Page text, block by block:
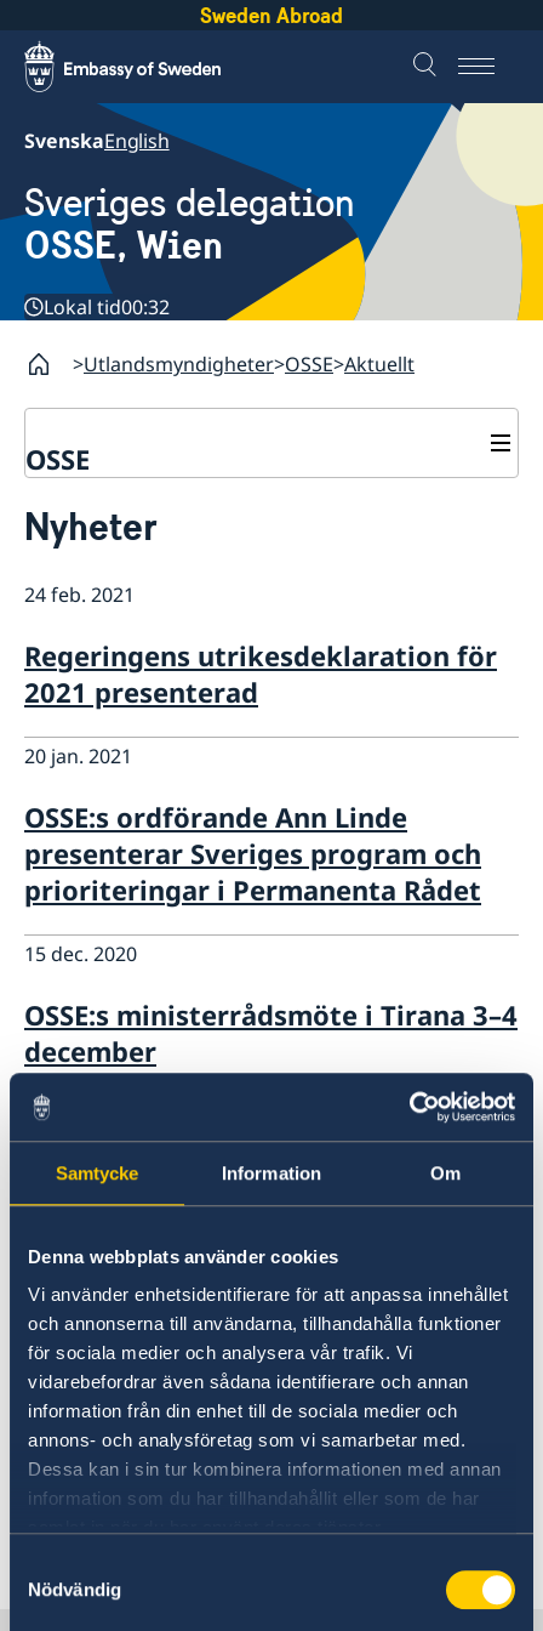
Samtycke Information Om
Denna webbplats använder cookies
Vi använder enhetsidentifierare för att anpassa innehållet
och annonserna till användarna, tillhandahålla funktioner
för sociala medier och analysera vår trafik. Vi
vidarebefordrar även sådana identifierare och annan
information från din enhet till de sociala medier och
annons- och analysföretag som vi samarbetar med.
Dessa kan i sin tur kombinera informationen med annan
information som du har tillhandahållit eller som de har
Nödvändig
Sweden Abroad
SvenskaEnglish
Sveriges delegation
OSSE, Wien
Lokal tid00:32
Utlandsmyndigheter OSSE Aktuellt
OSSE
Om oss
Dataskyddspolicy (GDPR)
Sverige & OSSE
Sverige och arbetet i OSSE
Att arbeta för OSSE
Valövervakning
Nyheter
24 feb. 2021
Regeringens utrikesdeklaration för
2021 presenterad
20 jan. 2021
OSSE:s ordförande Ann Linde
presenterar Sveriges program och
prioriteringar i Permanenta Rådet
15 dec. 2020
OSSE:s ministerrådsmöte i Tirana 3–4
december
06 nov. 2020
Uttalande i samband med
Internationella dagen mot
straffrihet för brott mot journalister
(IDEI)
02 nov. 2020
Gemensamt uttalande i samband
med Internationella dagen mot
straffrihet för brott mot journalister
« 1 2 3